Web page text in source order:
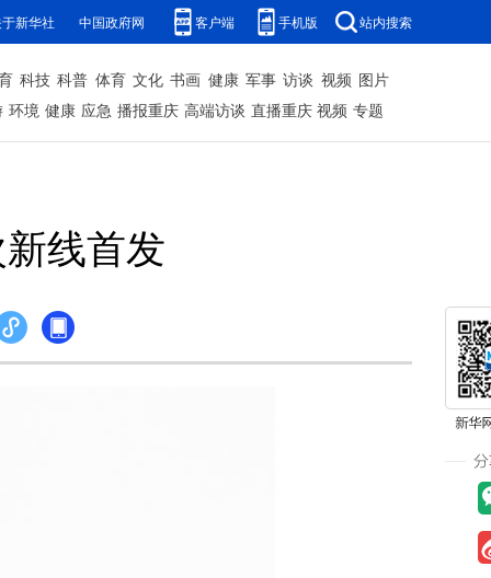
新华社 中国政府网 客户端 手机版 站内搜索
科技 科普 体育 文化 书画 健康 军事 访谈 视频 图片
环境 健康 应急 播报重庆 高端访谈 直播重庆 视频 专题
线首发